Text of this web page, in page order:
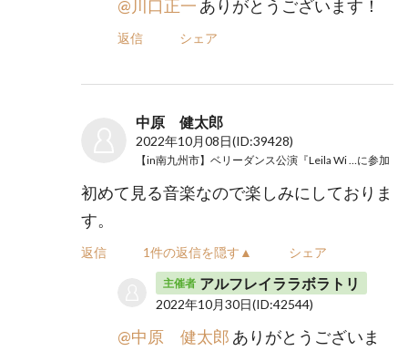
@川口正一 ありがとうございます！
返信 シェア
中原 健太郎
2022年10月08日(ID:39428)
に参加
初めて見る音楽なので楽しみにしておりま
す。
返信 1件の返信を隠す▲ シェア
主催者 アルフレイララボラトリ
2022年10月30日(ID:42544)
@中原 健太郎 ありがとうございま